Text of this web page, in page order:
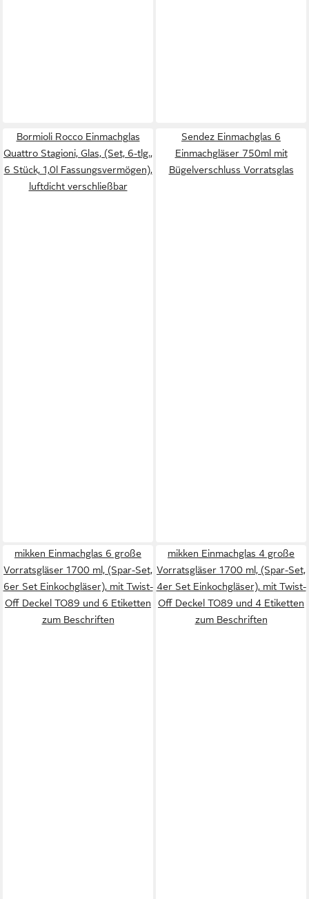
Bormioli Rocco Einmachglas
Quattro Stagioni, Glas, (Set, 6-tlg.,
6 Stück, 1,0l Fassungsvermögen),
luftdicht verschließbar
Sendez Einmachglas 6
Einmachgläser 750ml mit
Bügelverschluss Vorratsglas
mikken Einmachglas 6 große
Vorratsgläser 1700 ml, (Spar-Set,
6er Set Einkochgläser), mit Twist-
Off Deckel TO89 und 6 Etiketten
zum Beschriften
mikken Einmachglas 4 große
Vorratsgläser 1700 ml, (Spar-Set,
4er Set Einkochgläser), mit Twist-
Off Deckel TO89 und 4 Etiketten
zum Beschriften